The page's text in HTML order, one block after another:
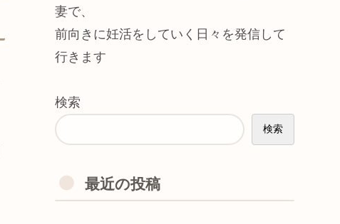
妻で、
前向きに妊活をしていく日々を発信して
行きます
検索
検索
最近の投稿